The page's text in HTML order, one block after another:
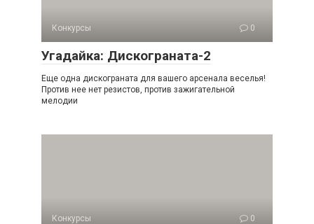
Конкурсы 0
Угадайка: Дискограната-2
Еще одна дискограната для вашего арсенала веселья!
Против нее нет резистов, против зажигательной
мелодии
Конкурсы 0